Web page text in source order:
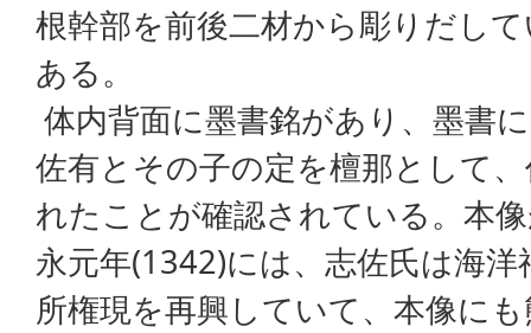
根幹部を前後二材から彫りだし
ある。
体内背面に墨書銘があり、墨書
佐有とその子の定を檀那として
れたことが確認されている。本
永元年(1342)には、志佐氏は海
所権現を再興していて、本像に